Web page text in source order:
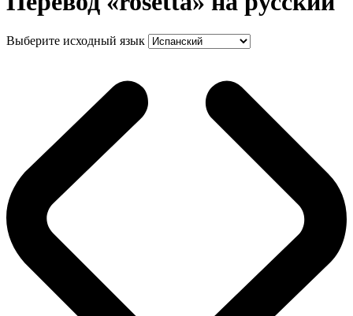
Выберите исходный язык